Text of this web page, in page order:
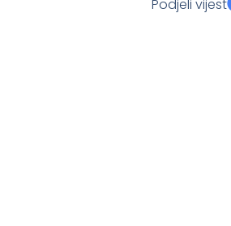
Podjeli vijest